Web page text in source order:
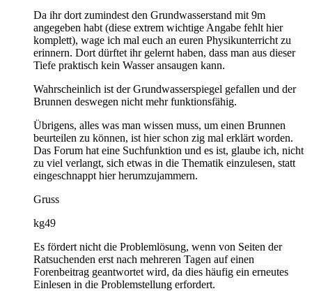
Da ihr dort zumindest den Grundwasserstand mit 9m
angegeben habt (diese extrem wichtige Angabe fehlt hier
komplett), wage ich mal euch an euren Physikunterricht zu
erinnern. Dort dürftet ihr gelernt haben, dass man aus dieser
Tiefe praktisch kein Wasser ansaugen kann.
Wahrscheinlich ist der Grundwasserspiegel gefallen und der
Brunnen deswegen nicht mehr funktionsfähig.
Übrigens, alles was man wissen muss, um einen Brunnen
beurteilen zu können, ist hier schon zig mal erklärt worden.
Das Forum hat eine Suchfunktion und es ist, glaube ich, nicht
zu viel verlangt, sich etwas in die Thematik einzulesen, statt
eingeschnappt hier herumzujammern.
Gruss
kg49
Es fördert nicht die Problemlösung, wenn von Seiten der
Ratsuchenden erst nach mehreren Tagen auf einen
Forenbeitrag geantwortet wird, da dies häufig ein erneutes
Einlesen in die Problemstellung erfordert.